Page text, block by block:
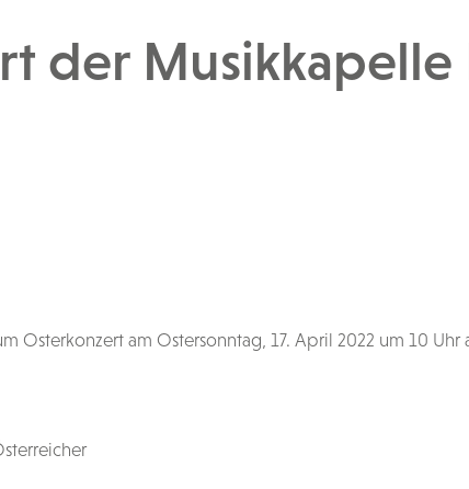
der Musikkapelle
Osterkonzert am Ostersonntag, 17. April 2022 um 10